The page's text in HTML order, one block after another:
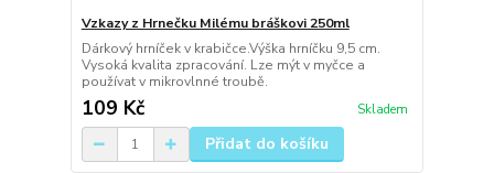
Vzkazy z Hrnečku Milému bráškovi 250ml
Dárkový hrníček v krabičce.Výška hrníčku 9,5 cm.
Vysoká kvalita zpracování. Lze mýt v myčce a
používat v mikrovlnné troubě.
109 Kč Skladem
Přidat do košíku